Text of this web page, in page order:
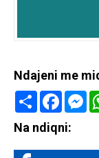
Ndajeni me
Share
Na ndiqni: